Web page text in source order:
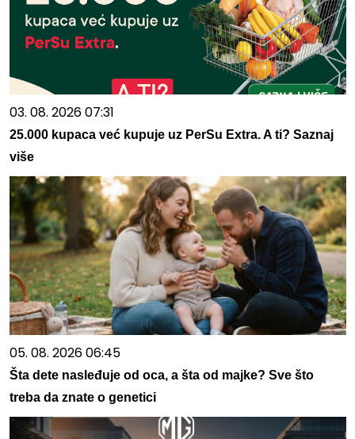
03. 08. 2026 07:31
25.000 kupaca već kupuje uz PerSu Extra. A ti? Saznaj
više
05. 08. 2026 06:45
Šta dete nasleđuje od oca, a šta od majke? Sve što
treba da znate o genetici